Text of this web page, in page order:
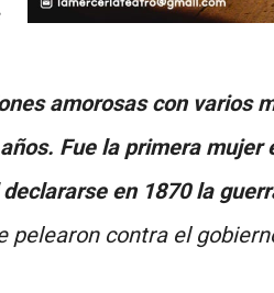
amorosas con varios
Fue la primera
en 1870 la
pelearon contra el